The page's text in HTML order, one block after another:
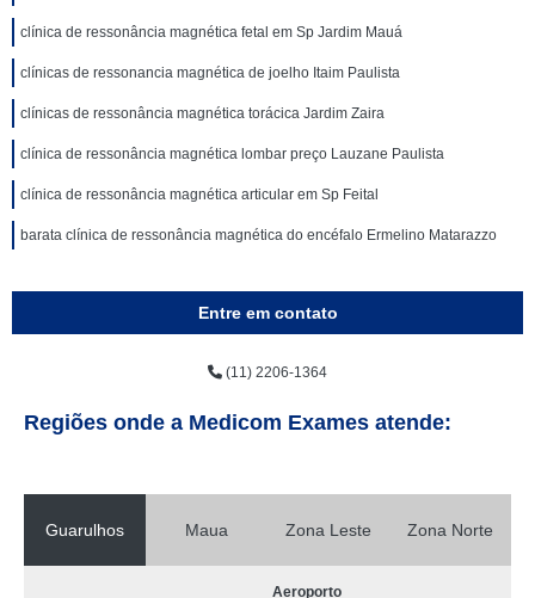
clínica de ressonância magnética fetal em Sp Jardim Mauá
clínicas de ressonancia magnética de joelho Itaim Paulista
clínicas de ressonância magnética torácica Jardim Zaira
clínica de ressonância magnética lombar preço Lauzane Paulista
clínica de ressonância magnética articular em Sp Feital
barata clínica de ressonância magnética do encéfalo Ermelino Matarazzo
Entre em contato
(11) 2206-1364
Regiões onde a Medicom Exames atende:
Guarulhos Maua Zona Leste Zona Norte
Aeroporto